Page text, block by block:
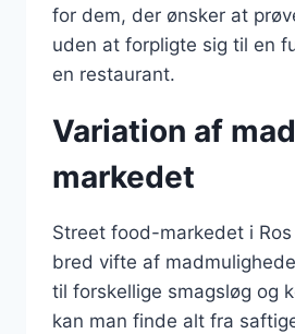
for dem, der ønsker at
uden at forpligte sig til en
en restaurant.
Variation af
markedet
Street food-markedet i
bred vifte af
til forskellige smagsløg og
kan man finde alt fra